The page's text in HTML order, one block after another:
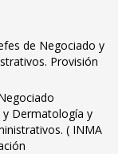
de Negociado y
Provisión
Dermatología y
( INMA